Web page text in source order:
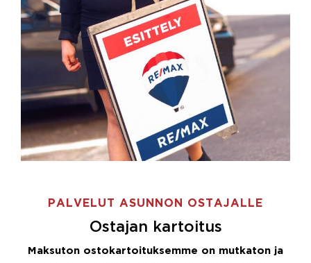
PALVELUT ASUNNON OSTAJALLE
Ostajan kartoitus
Maksuton ostokartoituksemme on mutkaton ja